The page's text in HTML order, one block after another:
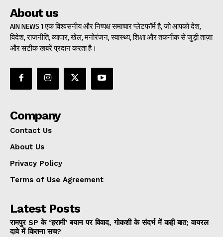
About us
AIN NEWS 1 एक विश्वसनीय और निष्पक्ष समाचार प्लेटफॉर्म है, जो आपको देश,
विदेश, राजनीति, व्यापार, खेल, मनोरंजन, स्वास्थ्य, शिक्षा और तकनीक से जुड़ी ताज़ा
और सटीक खबरें प्रदान करता है।
Company
Contact Us
About Us
Privacy Policy
Terms of Use Agreement
Latest Posts
रामपुर SP के ‘हरामी’ बयान पर विवाद, गोकशी के संदर्भ में कही बात; वायरल
दावे में कितना सच?